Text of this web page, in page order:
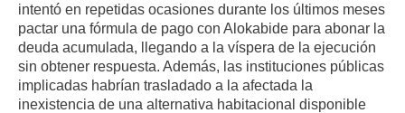
intentó en repetidas ocasiones durante los últimos meses
pactar una fórmula de pago con Alokabide para abonar la
deuda acumulada, llegando a la víspera de la ejecución
sin obtener respuesta. Además, las instituciones públicas
implicadas habrían trasladado a la afectada la
inexistencia de una alternativa habitacional disponible